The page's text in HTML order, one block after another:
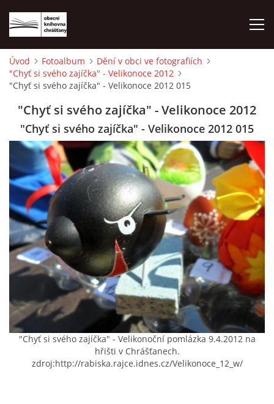
ÚVOD
LETNÍ KINO 2026
VÝPŮJČNÍ DOBA
KONTAKTY
ON-LINE KATALOG
WEBOVÁ KAMERA
VIDEA Z DRONU
STREET ART
Úvod Fotoalbum
Dění v obci ve fotografiích
"Chyť si svého zajíčka" - Velikonoce 2012
"Chyť si svého zajíčka" - Velikonoce 2012 015
"Chyť si svého zajíčka" - Velikonoce 2012
"Chyť si svého zajíčka" - Velikonoce 2012 015
"Chyť si svého zajíčka" - Velikonoční pomlázka 9.4.2012 na
hřišti v Chrášťanech.
zdroj:http://rabiska.rajce.idnes.cz/Velikonoce_12_w/